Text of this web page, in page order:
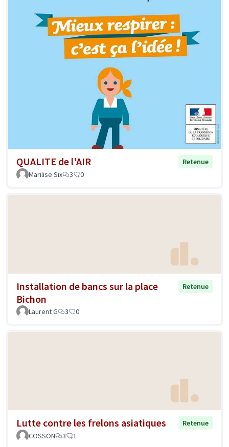
QUALITE de l'AIR
Retenue
Marilise Six
3 0
Installation de bancs sur la place
Bichon
Retenue
Laurent G 3 0
Lutte contre les frelons asiatiques
Retenue
COSSON
3 1